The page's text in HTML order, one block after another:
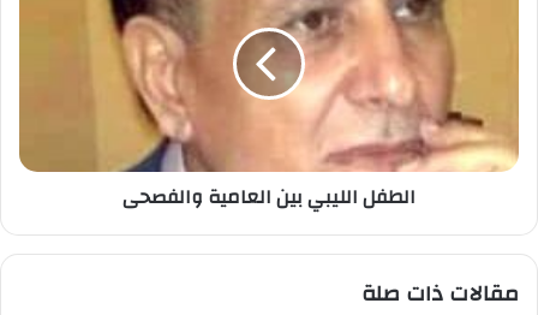
الطفل الليبي بين العامية والفصحى
مقالات ذات صلة